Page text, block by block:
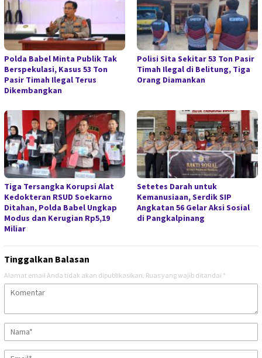
Polda Babel Minta Publik Tak
Berspekulasi, Kasus 53 Ton
Pasir Timah Ilegal Terus
Dikembangkan
Polisi Sita Sekitar 53 Ton Pasir
Timah Ilegal di Belitung, Tiga
Orang Diamankan
Tiga Tersangka Korupsi Alat
Kedokteran RSUD Soekarno
Ditahan, Polda Babel Ungkap
Modus dan Kerugian Rp5,19
Miliar
Setetes Darah untuk
Kemanusiaan, Serdik SIP
Angkatan 56 Gelar Aksi Sosial
di Pangkalpinang
Tinggalkan Balasan
Alamat email Anda tidak akan dipublikasikan. Ruas yang wajib ditandai *